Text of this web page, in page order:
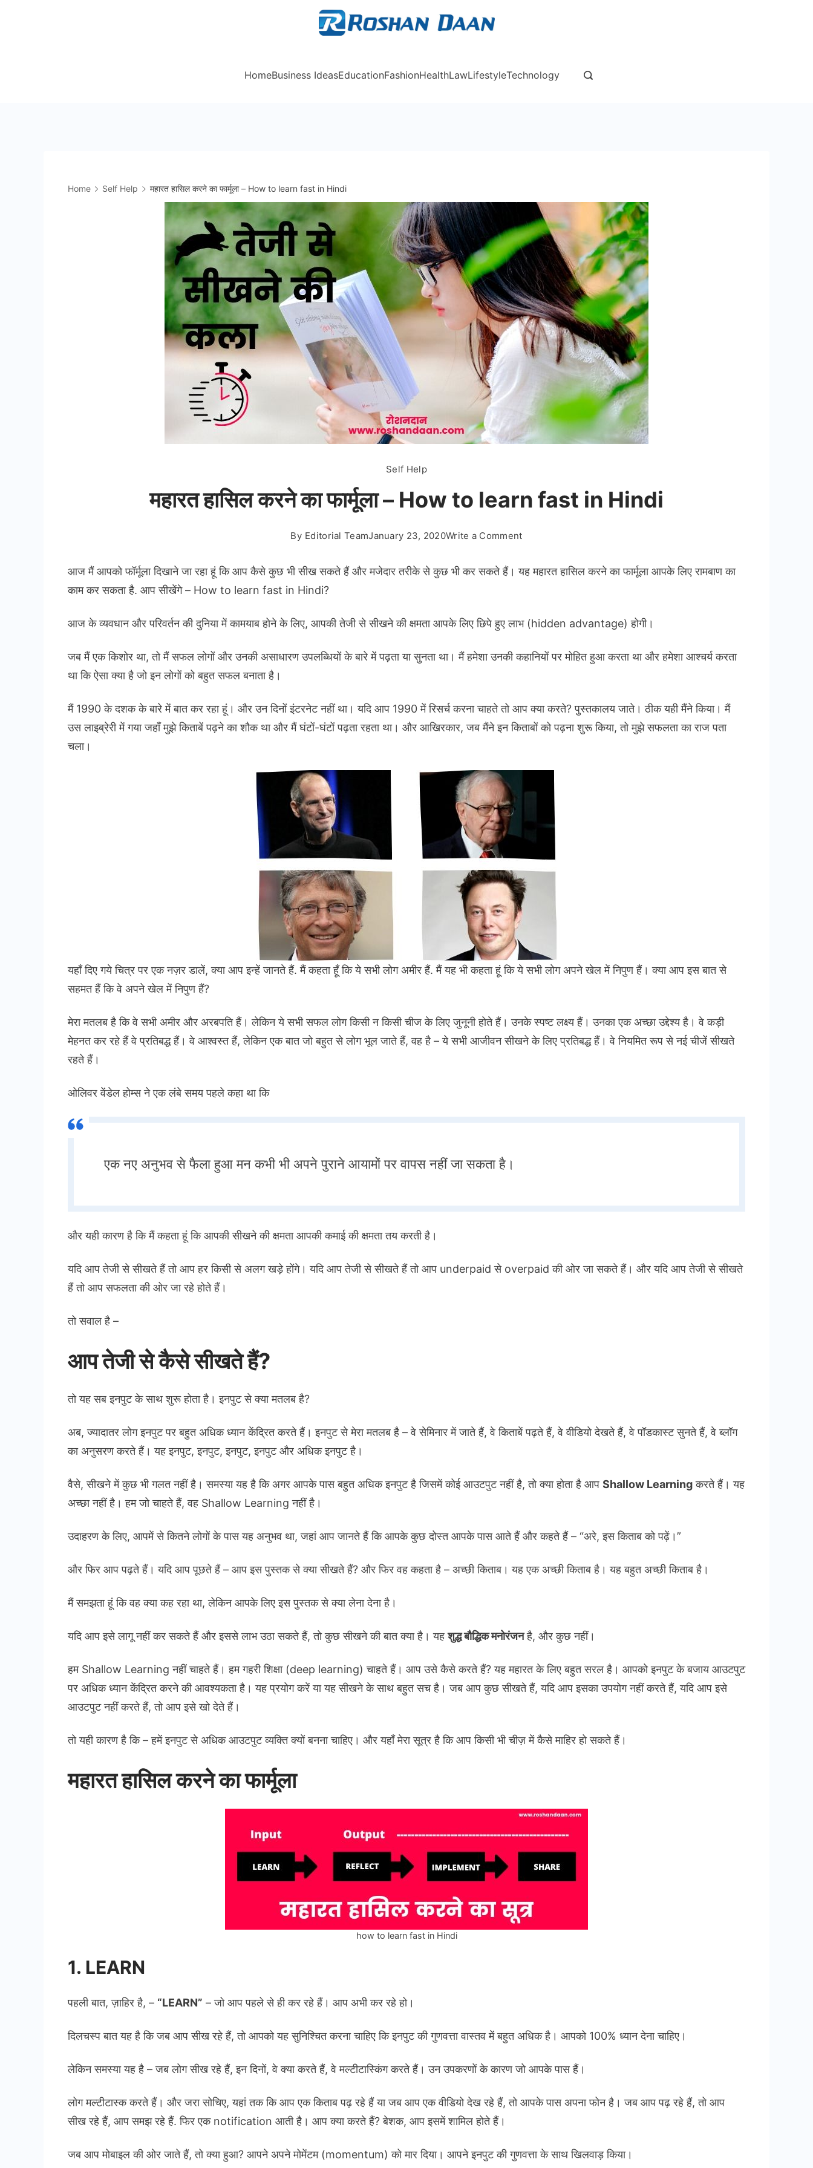
HomeBusiness IdeasEducationFashionHealthLawLifestyleTechnology
Home Self Help महारत हासिल करने का फार्मूला – How to learn fast in Hindi
Self Help
महारत हासिल करने का फार्मूला – How to learn fast in Hindi
By Editorial TeamJanuary 23, 2020Write a Commenton
हासिल
–
to
in
Hindi
आज मैं आपको फॉर्मूला दिखाने जा रहा हूं कि आप कैसे कुछ भी सीख सकते हैं और मजेदार तरीके से कुछ भी कर सकते हैं। यह महारत हासिल करने का फार्मूला आपके लिए रामबाण का
काम कर सकता है. आप सीखेंगे – How to learn fast in Hindi?
आज के व्यवधान और परिवर्तन की दुनिया में कामयाब होने के लिए, आपकी तेजी से सीखने की क्षमता आपके लिए छिपे हुए लाभ (hidden advantage) होगी।
जब मैं एक किशोर था, तो मैं सफल लोगों और उनकी असाधारण उपलब्धियों के बारे में पढ़ता या सुनता था। मैं हमेशा उनकी कहानियों पर मोहित हुआ करता था और हमेशा आश्चर्य करता
था कि ऐसा क्या है जो इन लोगों को बहुत सफल बनाता है।
मैं 1990 के दशक के बारे में बात कर रहा हूं। और उन दिनों इंटरनेट नहीं था। यदि आप 1990 में रिसर्च करना चाहते तो आप क्या करते? पुस्तकालय जाते। ठीक यही मैंने किया। मैं
उस लाइब्रेरी में गया जहाँ मुझे किताबें पढ़ने का शौक था और मैं घंटों-घंटों पढ़ता रहता था। और आखिरकार, जब मैंने इन किताबों को पढ़ना शुरू किया, तो मुझे सफलता का राज पता
चला।
यहाँ दिए गये चित्र पर एक नज़र डालें, क्या आप इन्हें जानते हैं. मैं कहता हूँ कि ये सभी लोग अमीर हैं. मैं यह भी कहता हूं कि ये सभी लोग अपने खेल में निपुण हैं। क्या आप इस बात से
सहमत हैं कि वे अपने खेल में निपुण हैं?
मेरा मतलब है कि वे सभी अमीर और अरबपति हैं। लेकिन ये सभी सफल लोग किसी न किसी चीज के लिए जुनूनी होते हैं। उनके स्पष्ट लक्ष्य हैं। उनका एक अच्छा उद्देश्य है। वे कड़ी
मेहनत कर रहे हैं वे प्रतिबद्ध हैं। वे आश्वस्त हैं, लेकिन एक बात जो बहुत से लोग भूल जाते हैं, वह है – ये सभी आजीवन सीखने के लिए प्रतिबद्ध हैं। वे नियमित रूप से नई चीजें सीखते
रहते हैं।
ओलिवर वेंडेल होम्स ने एक लंबे समय पहले कहा था कि
एक नए अनुभव से फैला हुआ मन कभी भी अपने पुराने आयामों पर वापस नहीं जा सकता है।
और यही कारण है कि मैं कहता हूं कि आपकी सीखने की क्षमता आपकी कमाई की क्षमता तय करती है।
यदि आप तेजी से सीखते हैं तो आप हर किसी से अलग खड़े होंगे। यदि आप तेजी से सीखते हैं तो आप underpaid से overpaid की ओर जा सकते हैं। और यदि आप तेजी से सीखते
हैं तो आप सफलता की ओर जा रहे होते हैं।
तो सवाल है –
आप तेजी से कैसे सीखते हैं?
तो यह सब इनपुट के साथ शुरू होता है। इनपुट से क्या मतलब है?
अब, ज्यादातर लोग इनपुट पर बहुत अधिक ध्यान केंद्रित करते हैं। इनपुट से मेरा मतलब है – वे सेमिनार में जाते हैं, वे किताबें पढ़ते हैं, वे वीडियो देखते हैं, वे पॉडकास्ट सुनते हैं, वे ब्लॉग
का अनुसरण करते हैं। यह इनपुट, इनपुट, इनपुट, इनपुट और अधिक इनपुट है।
वैसे, सीखने में कुछ भी गलत नहीं है। समस्या यह है कि अगर आपके पास बहुत अधिक इनपुट है जिसमें कोई आउटपुट नहीं है, तो क्या होता है आप Shallow Learningकरते हैं। यह
अच्छा नहीं है। हम जो चाहते हैं, वह Shallow Learning नहीं है।
उदाहरण के लिए, आपमें से कितने लोगों के पास यह अनुभव था, जहां आप जानते हैं कि आपके कुछ दोस्त आपके पास आते हैं और कहते हैं – “अरे, इस किताब को पढ़ें।”
और फिर आप पढ़ते हैं। यदि आप पूछते हैं – आप इस पुस्तक से क्या सीखते हैं? और फिर वह कहता है – अच्छी किताब। यह एक अच्छी किताब है। यह बहुत अच्छी किताब है।
मैं समझता हूं कि वह क्या कह रहा था, लेकिन आपके लिए इस पुस्तक से क्या लेना देना है।
यदि आप इसे लागू नहीं कर सकते हैं और इससे लाभ उठा सकते हैं, तो कुछ सीखने की बात क्या है। यहशुद्ध बौद्धिक मनोरंजनहै, और कुछ नहीं।
हम Shallow Learning नहीं चाहते हैं। हम गहरी शिक्षा (deep learning) चाहते हैं। आप उसे कैसे करते हैं? यह महारत के लिए बहुत सरल है। आपको इनपुट के बजाय आउटपुट
पर अधिक ध्यान केंद्रित करने की आवश्यकता है। यह प्रयोग करें या यह सीखने के साथ बहुत सच है। जब आप कुछ सीखते हैं, यदि आप इसका उपयोग नहीं करते हैं, यदि आप इसे
आउटपुट नहीं करते हैं, तो आप इसे खो देते हैं।
तो यही कारण है कि – हमें इनपुट से अधिक आउटपुट व्यक्ति क्यों बनना चाहिए। और यहाँ मेरा सूत्र है कि आप किसी भी चीज़ में कैसे माहिर हो सकते हैं।
महारत हासिल करने का फार्मूला
how to learn fast in Hindi
1. LEARN
पहली बात, ज़ाहिर है, – “LEARN” – जो आप पहले से ही कर रहे हैं। आप अभी कर रहे हो।
दिलचस्प बात यह है कि जब आप सीख रहे हैं, तो आपको यह सुनिश्चित करना चाहिए कि इनपुट की गुणवत्ता वास्तव में बहुत अधिक है। आपको 100% ध्यान देना चाहिए।
लेकिन समस्या यह है – जब लोग सीख रहे हैं, इन दिनों, वे क्या करते हैं, वे मल्टीटास्किंग करते हैं। उन उपकरणों के कारण जो आपके पास हैं।
लोग मल्टीटास्क करते हैं। और जरा सोचिए, यहां तक ​​कि आप एक किताब पढ़ रहे हैं या जब आप एक वीडियो देख रहे हैं, तो आपके पास अपना फोन है। जब आप पढ़ रहे हैं, तो आप
सीख रहे हैं, आप समझ रहे हैं. फिर एक notification आती है। आप क्या करते हैं? बेशक, आप इसमें शामिल होते हैं।
जब आप मोबाइल की ओर जाते हैं, तो क्या हुआ? आपने अपने मोमेंटम (momentum) को मार दिया। आपने इनपुट की गुणवत्ता के साथ खिलवाड़ किया।